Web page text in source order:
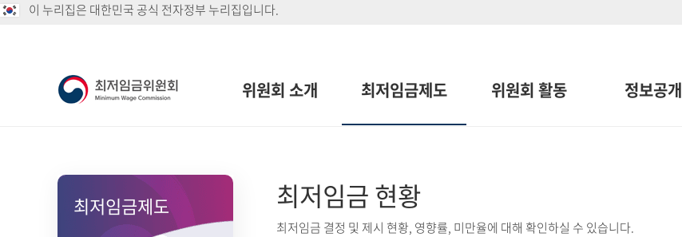
이 누리집은 대한민국 공식 전자정부 누리집입니다.
위원회 소개 최저임금제도 위원회 활동 정보공개
최저임금제도 최저임금 현황
최저임금 결정 및 제시 현황, 영향률, 미만율에 대해 확인하실 수 있습니다.